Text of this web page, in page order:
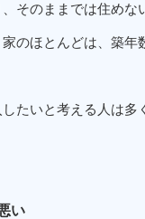
そのままでは住めな
のほとんどは、築
たいと考える人は多
い